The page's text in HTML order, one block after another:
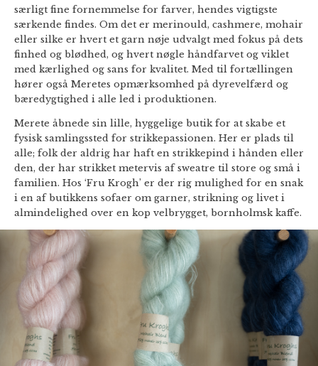
særligt fine fornemmelse for farver, hendes vigtigste
særkende findes. Om det er merinould, cashmere, mohair
eller silke er hvert et garn nøje udvalgt med fokus på dets
finhed og blødhed, og hvert nøgle håndfarvet og viklet
med kærlighed og sans for kvalitet. Med til fortællingen
hører også Meretes opmærksomhed på dyrevelfærd og
bæredygtighed i alle led i produktionen.
Merete åbnede sin lille, hyggelige butik for at skabe et
fysisk samlingssted for strikkepassionen. Her er plads til
alle; folk der aldrig har haft en strikkepind i hånden eller
den, der har strikket metervis af sweatre til store og små i
familien. Hos ‘Fru Krogh’ er der rig mulighed for en snak
i en af butikkens sofaer om garner, strikning og livet i
almindelighed over en kop velbrygget, bornholmsk kaffe.